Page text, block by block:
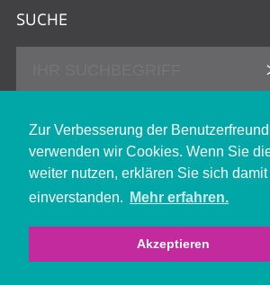
Zur Verbesserung der
verwenden wir Cookies. Wenn Sie
weiter nutzen, erklären Sie sich damit
einverstanden.
Mehr erfahren.
Akzeptieren
SUCHE
ERKLÄRUNG ZUR
Stadthalle Lohr | Jahnstraße
a.Main
Tel.: 09352 606 96 00 | Fax: